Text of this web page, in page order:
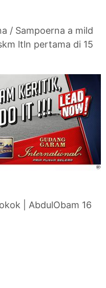
/ Sampoerna a mild
ltln pertama di 15
| AbdulObam 16